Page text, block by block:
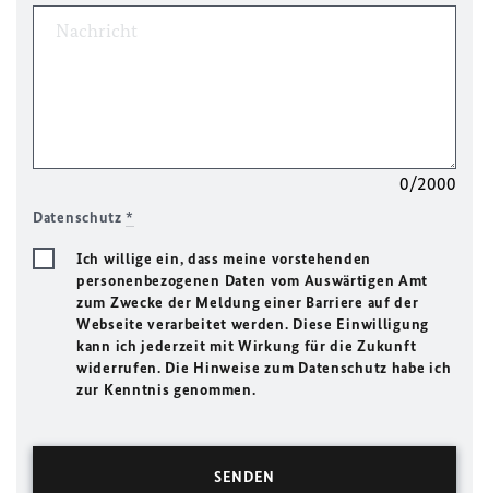
0/2000
Datenschutz*
Ich willige ein, dass meine vorstehenden
personenbezogenen Daten vom Auswärtigen Amt
zum Zwecke der Meldung einer Barriere auf der
Webseite verarbeitet werden. Diese Einwilligung
kann ich jederzeit mit Wirkung für die Zukunft
widerrufen. Die Hinweise zum Datenschutz habe ich
zur Kenntnis genommen.